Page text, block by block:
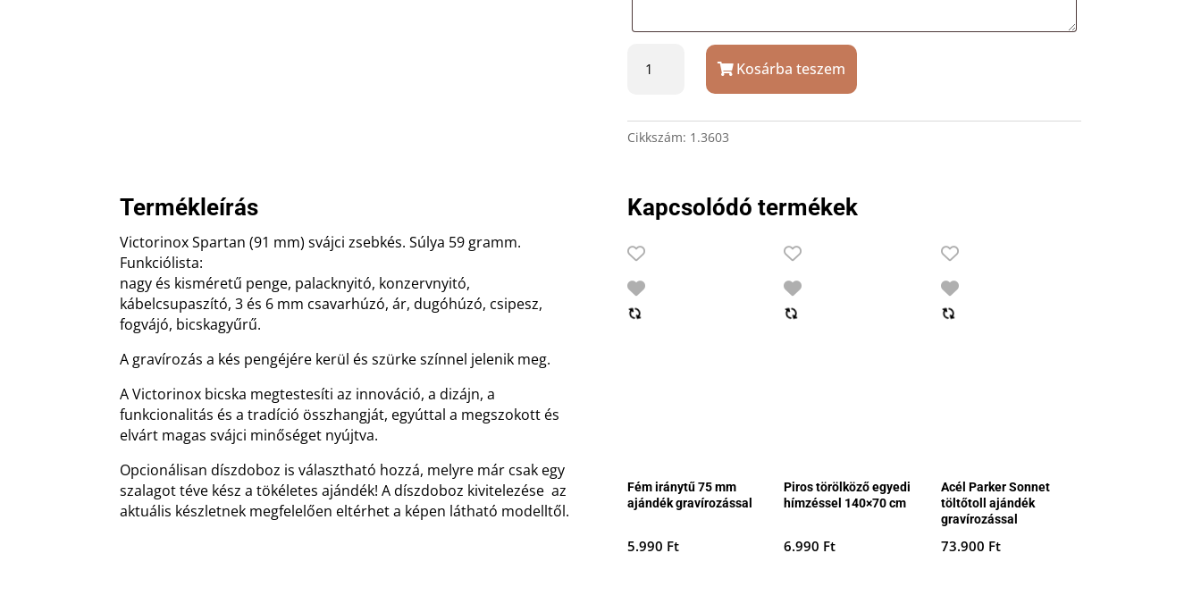
Spartan
ajándék
Kosárba teszem
Cikkszám: 1.3603
Termékleírás
Victorinox Spartan (91 mm) svájci zsebkés. Súlya 59 gramm.
Funkciólista:
nagy és kisméretű penge, palacknyitó, konzervnyitó,
kábelcsupaszító, 3 és 6 mm csavarhúzó, ár, dugóhúzó, csipesz,
fogvájó, bicskagyűrű.
A gravírozás a kés pengéjére kerül és szürke színnel jelenik meg.
A Victorinox bicska megtestesíti az innováció, a dizájn, a
funkcionalitás és a tradíció összhangját, egyúttal a megszokott és
elvárt magas svájci minőséget nyújtva.
Opcionálisan díszdoboz is választható hozzá, melyre már csak egy
szalagot téve kész a tökéletes ajándék! A díszdoboz kivitelezése az
aktuális készletnek megfelelően eltérhet a képen látható modelltől.
Kapcsolódó termékek
Fém iránytű 75 mm
ajándék gravírozással
5.990 Ft
Piros törölköző egyedi
hímzéssel 140×70 cm
6.990 Ft
Acél Parker Sonnet
töltőtoll ajándék
gravírozással
73.900 Ft